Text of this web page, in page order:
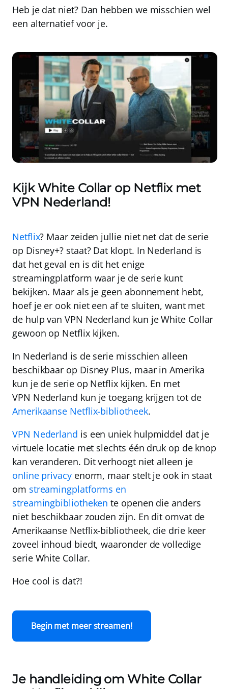
Heb je dat niet? Dan hebben we misschien wel
een alternatief voor je.
Kijk White Collar op Netflix met
VPN Nederland!
Netflix? Maar zeiden jullie niet net dat de serie
op Disney+? staat? Dat klopt. In Nederland is
dat het geval en is dit het enige
streamingplatform waar je de serie kunt
bekijken. Maar als je geen abonnement hebt,
hoef je er ook niet een af te sluiten, want met
de hulp vanVPN Nederland kun je White Collar
gewoon op Netflix kijken.
In Nederland is de serie misschien alleen
beschikbaar op Disney Plus, maar in Amerika
kun je de serie op Netflix kijken. En met
VPN Nederland kun je toegang krijgen tot de
Amerikaanse Netflix-bibliotheek.
VPN Nederland is een uniek hulpmiddel dat je
virtuele locatie met slechts één druk op de knop
kan veranderen. Dit verhoogt niet alleen je
online privacyenorm, maar stelt je ook in staat
om streamingplatforms en
streamingbibliotheken te openen die anders
niet beschikbaar zouden zijn. En dit omvat de
Amerikaanse Netflix-bibliotheek, die drie keer
zoveel inhoud biedt, waaronder de volledige
serie White Collar.
Hoe cool is dat?!
Begin met meer streamen!
Je handleiding om White Collar